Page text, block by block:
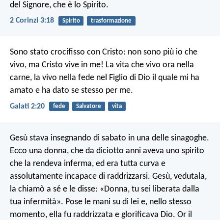
del Signore, che è lo Spirito.
2 Corinzi 3:18 Spirito trasformazione
Sono stato crocifisso con Cristo: non sono più io che
vivo, ma Cristo vive in me! La vita che vivo ora nella
carne, la vivo nella fede nel Figlio di Dio il quale mi ha
amato e ha dato se stesso per me.
Galati 2:20 fede Salvatore vita
Gesù stava insegnando di sabato in una delle sinagoghe.
Ecco una donna, che da diciotto anni aveva uno spirito
che la rendeva inferma, ed era tutta curva e
assolutamente incapace di raddrizzarsi. Gesù, vedutala,
la chiamò a sé e le disse: «Donna, tu sei liberata dalla
tua infermità». Pose le mani su di lei e, nello stesso
momento, ella fu raddrizzata e glorificava Dio. Or il